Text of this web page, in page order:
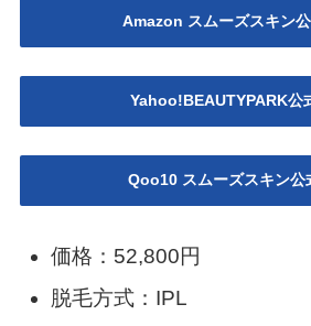
Amazon スムーズスキン
Yahoo!BEAUTYPARK公
Qoo10 スムーズスキン公
価格：52,800円
脱毛方式：IPL